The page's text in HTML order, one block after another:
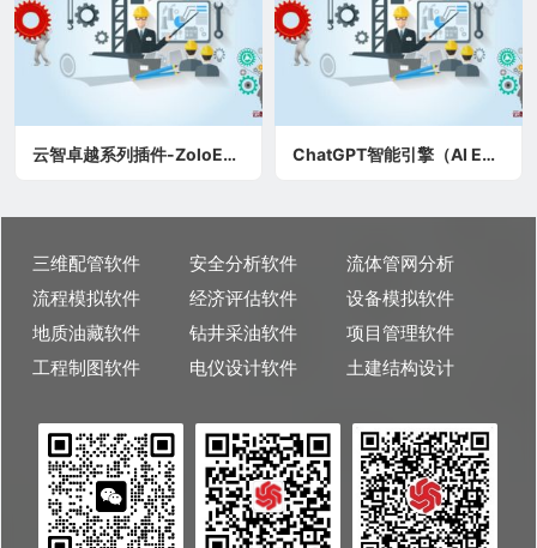
云智卓越系列插件-ZoloE3D™：全面支持AVEVA E3D软件 ChatGPT智能引擎（AI Engine）
三维配管软件 安全分析软件
流体管网分析
流程模拟软件
经济评估软件
设备模拟软件
地质油藏软件
钻井采油软件
项目管理软件
工程制图软件
电仪设计软件 土建结构设计